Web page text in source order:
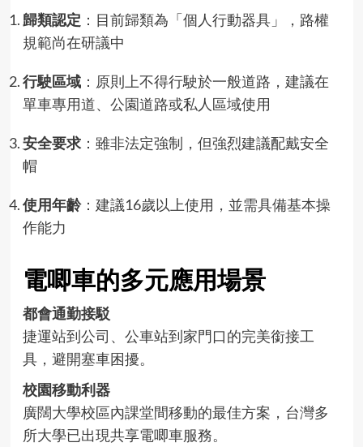
歸類認定 ：目前歸類為「個人行動器具」，路權
規範尚在研議中
行駛區域：原則上不得行駛於一般道路，建議在
單車專用道、公園道路或私人區域使用
安全要求：雖非法定強制，但強烈建議配戴安全
帽
使用年齡：建議16歲以上使用，並需具備基本操
作能力
電唧車的多元應用場景
都會通勤接駁
捷運站到公司、公車站到家門口的完美銜接工
具，避開塞車困擾。
校園移動利器
廣闊大學校區內課堂間移動的最佳方案，台灣多
所大學已出現共享電唧車服務。